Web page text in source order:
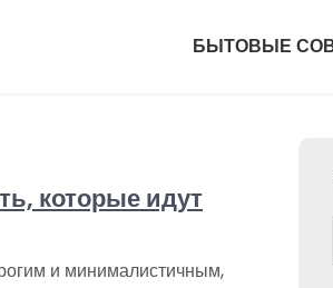
БЫТОВЫЕ
которые идут
и минималистичным,